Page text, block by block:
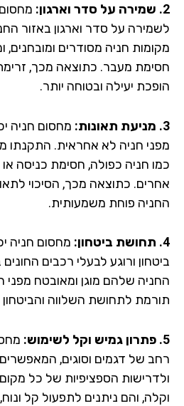
מחסום
על סדר וארגון באזור החניה.
חניה מסודרים ומובחנים,
מעבר. כתוצאה מכך, זרימת
יעילה ובטוחה יותר.
מחסום חניה יכול
חניה לא אחראית. התקנתו
חניה כפולה, חסימת כניסה או
כתוצאה מכך, הסיכוי לתאונות
פוחת משמעותית.
מחסום חניה יכול
ורוגע לבעלי רכבים החונים
שלהם מוגן ומאובטח מפני חניה
לתחושת השלווה והביטחון
מחסומי
של דגמים וסוגים, המאפשרים
הספציפיות של כל מקום.
והם ניתנים לתפעול קל ונוח, הן